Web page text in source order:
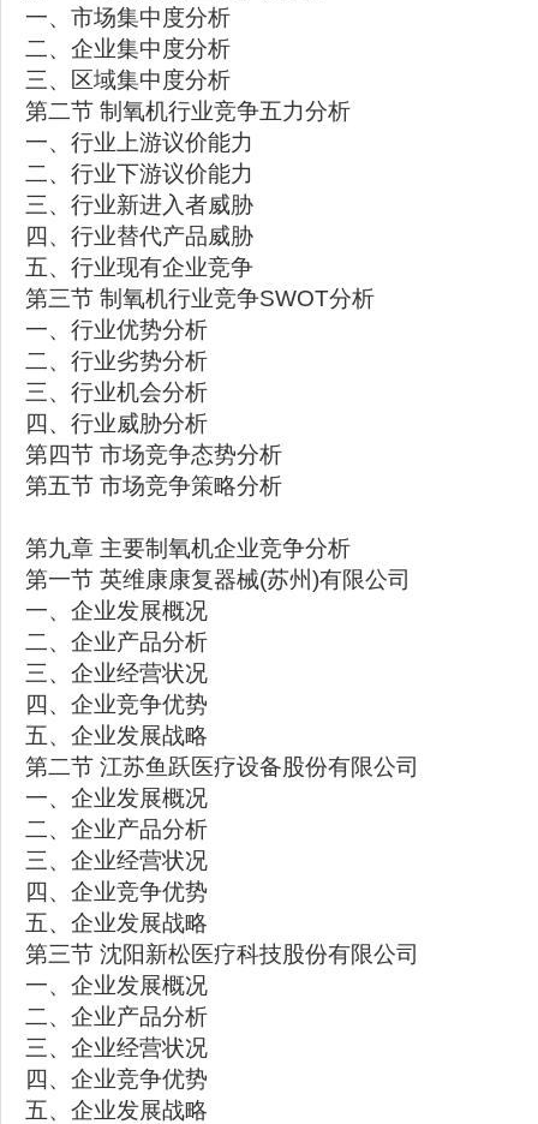
一、市场集中度分析
二、企业集中度分析
三、区域集中度分析
第二节 制氧机行业竞争五力分析
一、行业上游议价能力
二、行业下游议价能力
三、行业新进入者威胁
四、行业替代产品威胁
五、行业现有企业竞争
第三节 制氧机行业竞争SWOT分析
一、行业优势分析
二、行业劣势分析
三、行业机会分析
四、行业威胁分析
第四节 市场竞争态势分析
第五节 市场竞争策略分析
第九章 主要制氧机企业竞争分析
第一节 英维康康复器械(苏州)有限公司
一、企业发展概况
二、企业产品分析
三、企业经营状况
四、企业竞争优势
五、企业发展战略
第二节 江苏鱼跃医疗设备股份有限公司
一、企业发展概况
二、企业产品分析
三、企业经营状况
四、企业竞争优势
五、企业发展战略
第三节 沈阳新松医疗科技股份有限公司
一、企业发展概况
二、企业产品分析
三、企业经营状况
四、企业竞争优势
五、企业发展战略